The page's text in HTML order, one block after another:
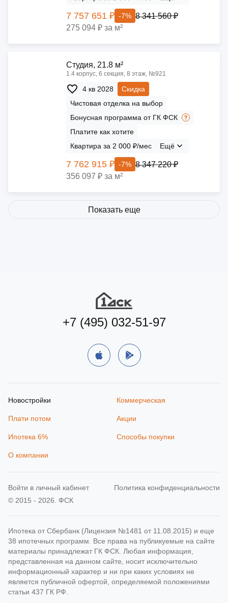
7 757 651 ₽ -7% 8 341 560 ₽
275 094 ₽ за м²
Cтудия, 21.8 м²
1.4 корпус, 6 секция, 8 этаж, №921
4 кв 2028
Скидка
Чистовая отделка на выбор
Бонусная программа от ГК ФСК
Платите как хотите
Квартира за 2 000 ₽/мес
Ещё
7 762 915 ₽ -7% 8 347 220 ₽
356 097 ₽ за м²
Показать еще
+7 (495) 032-51-97
Новостройки Коммерческая
Плати потом Акции
Ипотека 6% Способы покупки
О компании
© 2015 - 2026. ФСК
Политика конфиденциальности
Ипотека от Сбербанк (Лицензия №1481 от 11.08.2015) и еще
38 ипотечных программ. Все права на публикуемые на сайте
материалы принадлежат ГК ФСК. Любая информация,
представленная на данном сайте, носит исключительно
информационный характер и ни при каких условиях не
является публичной офертой, определяемой положениями
статьи 437 ГК РФ.
Войти в личный кабинет